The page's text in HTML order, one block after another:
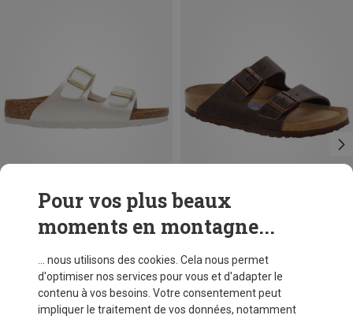
Birkenstock
CHF 129,60
36 37 38
41
Pour vos plus beaux
moments en montagne...
... nous utilisons des cookies. Cela nous permet
d'optimiser nos services pour vous et d'adapter le
contenu à vos besoins. Votre consentement peut
impliquer le traitement de vos données, notamment